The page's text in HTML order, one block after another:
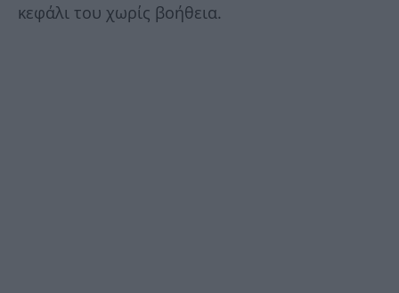
κεφάλι του χωρίς βοήθεια.